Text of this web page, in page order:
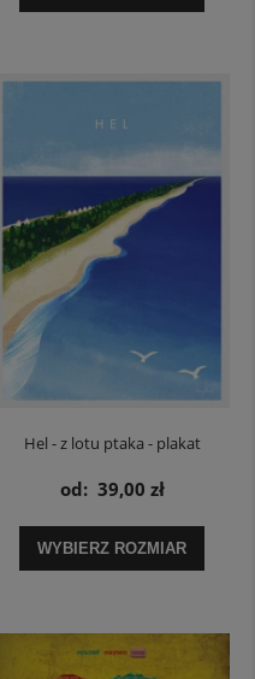
Hel - z lotu ptaka - plakat
od: 39,00 zł
WYBIERZ ROZMIAR